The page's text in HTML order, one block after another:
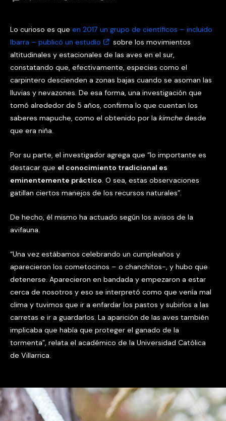
Lo curioso es que en 2017 un grupo de científicos – incluido
Ibarra – publicó un estudio
sobre los movimientos
altitudinales y estacionales de las aves en el sur,
constatando que, efectivamente, especies como el
carpintero descienden a zonas bajas cuando se asoman las
lluvias y nevazones. De esa forma, una investigación que
tomó alrededor de 5 años, confirma lo que cuentan los
saberes mapuche, como el obtenido por la kimche desde
que era niña.
Por su parte, el investigador agrega que “lo importante es
destacar que el conocimiento tradicional es
eminentemente práctico. O sea, estas observaciones
gatillan ciertos manejos de los recursos naturales”.
De hecho, él mismo ha actuado según los avisos de la
avifauna.
“Una vez estábamos celebrando un cumpleaños y
aparecieron los cometocinos – o chanchitos-, y hubo que
detenerse. Aparecieron en bandada y empezaron a estar
cerca de nosotros y eso se interpretó como que venía mal
clima y tuvimos que ir a enfardar los pastos y subirlos a las
carretas e ir a guardarlos. La aparición de las aves también
implicaba que había que proteger el ganado de la
tormenta”, relata el académico de la Universidad Católica
de Villarrica.